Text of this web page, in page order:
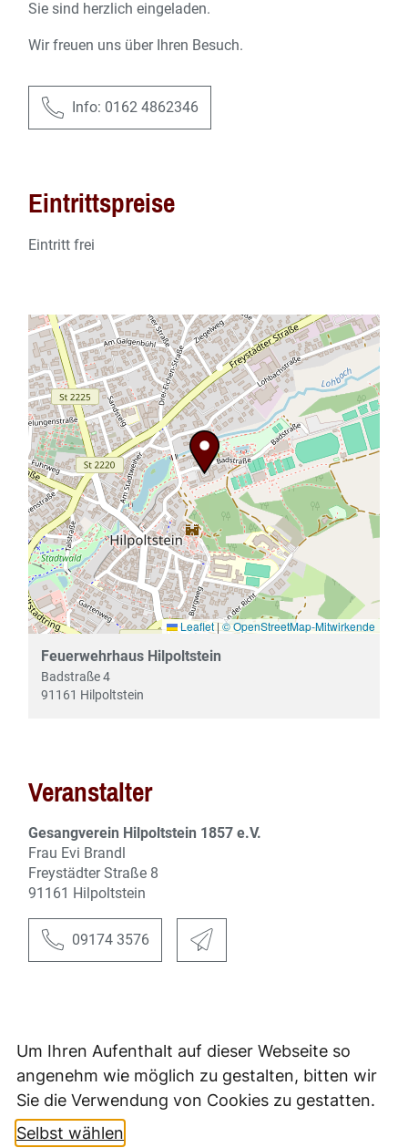
Um Ihren Aufenthalt auf dieser Webseite so
angenehm wie möglich zu gestalten, bitten wir
Sie die Verwendung von Cookies zu gestatten.
Selbst wählen